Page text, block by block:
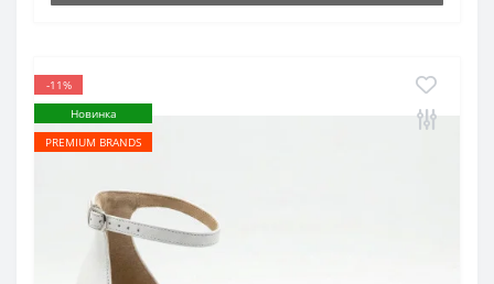
-11%
Новинка
PREMIUM BRANDS